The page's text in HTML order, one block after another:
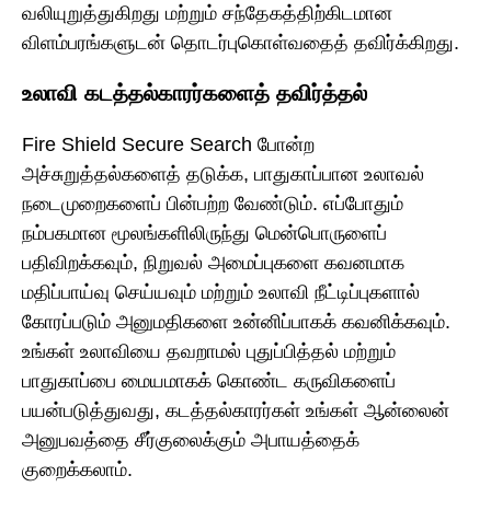
வலியுறுத்துகிறது மற்றும் சந்தேகத்திற்கிடமான
விளம்பரங்களுடன் தொடர்புகொள்வதைத் தவிர்க்கிறது.
உலாவி கடத்தல்காரர்களைத் தவிர்த்தல்
Fire Shield Secure Search போன்ற
அச்சுறுத்தல்களைத் தடுக்க, பாதுகாப்பான உலாவல்
நடைமுறைகளைப் பின்பற்ற வேண்டும். எப்போதும்
நம்பகமான மூலங்களிலிருந்து மென்பொருளைப்
பதிவிறக்கவும், நிறுவல் அமைப்புகளை கவனமாக
மதிப்பாய்வு செய்யவும் மற்றும் உலாவி நீட்டிப்புகளால்
கோரப்படும் அனுமதிகளை உன்னிப்பாகக் கவனிக்கவும்.
உங்கள் உலாவியை தவறாமல் புதுப்பித்தல் மற்றும்
பாதுகாப்பை மையமாகக் கொண்ட கருவிகளைப்
பயன்படுத்துவது, கடத்தல்காரர்கள் உங்கள் ஆன்லைன்
அனுபவத்தை சீர்குலைக்கும் அபாயத்தைக்
குறைக்கலாம்.